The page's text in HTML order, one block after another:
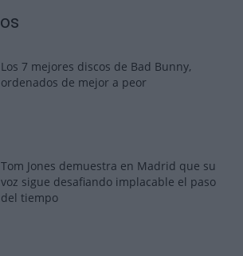
Los 7 mejores discos de Bad Bunny,
ordenados de mejor a peor
Tom Jones demuestra en Madrid que su
voz sigue desafiando implacable el paso
del tiempo